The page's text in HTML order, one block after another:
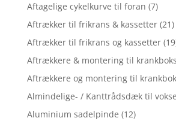
Aftagelige cykelkurve til foran (7)
Aftrækker til frikrans & kassetter (21)
Aftrækker til frikrans og kassetter
Aftrækkere & montering til krankboks
Aftrækkere og montering til
Almindelige- / Kanttrådsdæk til
Aluminium sadelpinde (12)